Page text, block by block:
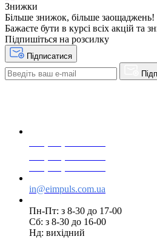
Знижки
Більше знижок, більше заощаджень!
Бажаєте бути в курсі всіх акцій та
Підпишіться на розсилку
Підписатися
in@eimpuls.com.ua
Пн-Пт: з 8-30 до 17-00
Сб: з 8-30 до 16-00
Нд: вихідний